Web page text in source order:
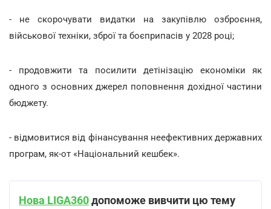
- не скорочувати видатки на закупівлю озброєння,
військової техніки, зброї та боєприпасів у 2028 році;
- продовжити та посилити детінізацію економіки як
одного з основних джерел поповнення дохідної частини
бюджету.
- відмовитися від фінансування неефективних державних
програм, як-от «Національний кешбек».
Нова LIGA360допоможе вивчити цю тему